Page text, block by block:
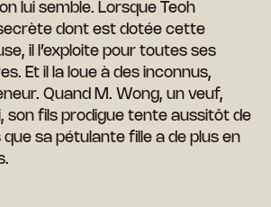
lui semble. Lorsque Teoh
dont est dotée cette
il l’exploite pour toutes ses
Et il la loue à des inconnus,
Quand M. Wong, un veuf,
son fils prodigue tente aussitôt de
que sa pétulante fille a de plus en